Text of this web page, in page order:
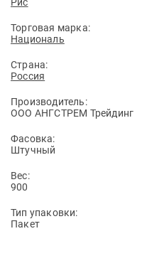
Торговая марка:
Националь
Страна:
Россия
Производитель:
ООО АНГСТРЕМ Трейдинг
Фасовка:
Штучный
Вес:
900
Тип упаковки:
Пакет